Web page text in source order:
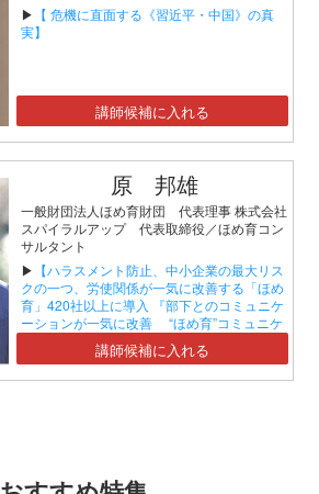
▶ 【 危機に直面する《習近平・中国》の真
実】
講師候補に入れる
原 邦雄
一般財団法人ほめ育財団 代表理事 株式会社
スパイラルアップ 代表取締役／ほめ育コン
サルタント
▶ 【ハラスメント防止、中小企業の最大リス
クの一つ、労使関係が一気に改善する「ほめ
育」420社以上に導入 『部下とのコミュニケ
ーションが一気に改善 “ほめ育”コミュニケ
ーションセミナー』】講師候補に入れる